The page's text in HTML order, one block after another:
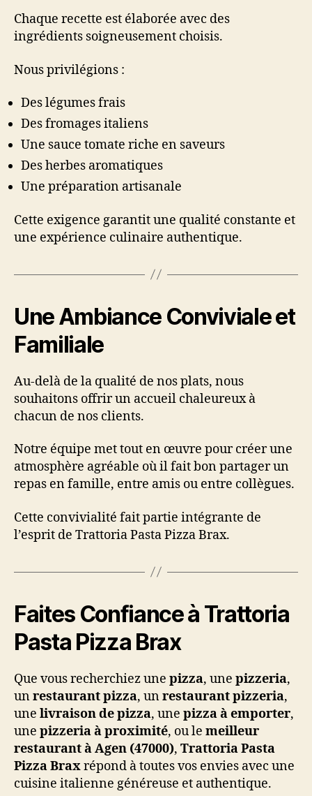
Chaque recette est élaborée avec des
ingrédients soigneusement choisis.
Nous privilégions :
Des légumes frais
Des fromages italiens
Une sauce tomate riche en saveurs
Des herbes aromatiques
Une préparation artisanale
Cette exigence garantit une qualité constante et
une expérience culinaire authentique.
Une Ambiance Conviviale et
Familiale
Au-delà de la qualité de nos plats, nous
souhaitons offrir un accueil chaleureux à
chacun de nos clients.
Notre équipe met tout en œuvre pour créer une
atmosphère agréable où il fait bon partager un
repas en famille, entre amis ou entre collègues.
Cette convivialité fait partie intégrante de
l’esprit de Trattoria Pasta Pizza Brax.
Faites Confiance à Trattoria
Pasta Pizza Brax
Que vous recherchiez une pizza, une pizzeria,
unrestaurant pizza, unrestaurant pizzeria,
une livraison de pizza, une pizza à emporter,
une pizzeria à proximité, ou le meilleur
restaurant à Agen (47000), Trattoria Pasta
Pizza Braxrépond à toutes vos envies avec une
cuisine italienne généreuse et authentique.